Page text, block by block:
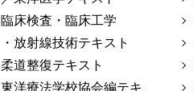
臨床検査・臨床工学
・放射線技術テキスト
柔道整復テキスト
東洋療法学校協会編テキ